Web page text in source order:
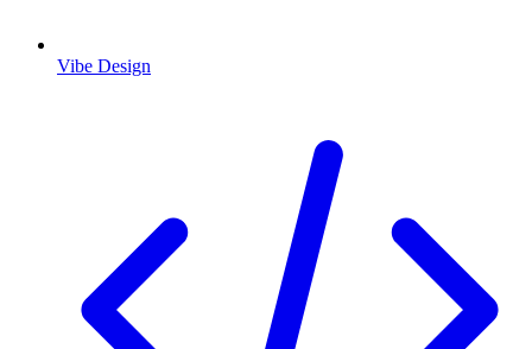
Vibe Design